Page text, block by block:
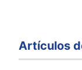
Artículos